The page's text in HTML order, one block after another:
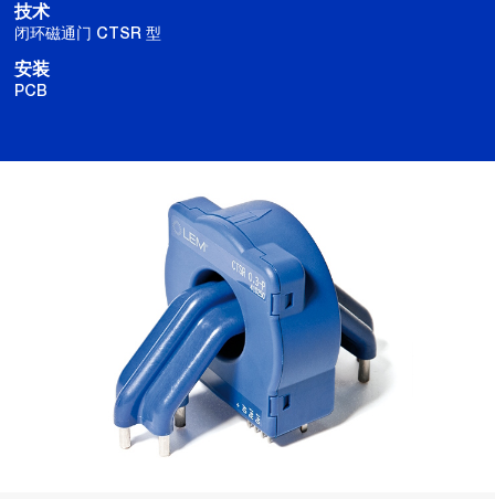
技术
闭环磁通门 CTSR 型
安装
PCB